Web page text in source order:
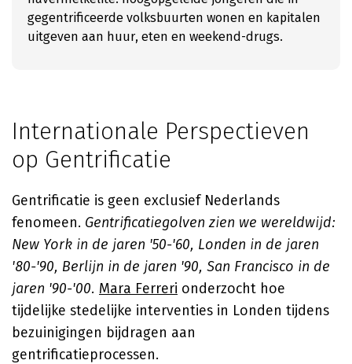
gegentrificeerde volksbuurten wonen en kapitalen
uitgeven aan huur, eten en weekend-drugs.
Internationale Perspectieven
op Gentrificatie
Gentrificatie is geen exclusief Nederlands
fenomeen. Gentrificatiegolven zien we wereldwijd:
New York in de jaren '50-'60, Londen in de jaren
'80-'90, Berlijn in de jaren '90, San Francisco in de
jaren '90-'00. Mara Ferreri onderzocht hoe
tijdelijke stedelijke interventies in Londen tijdens
bezuinigingen bijdragen aan
gentrificatieprocessen.